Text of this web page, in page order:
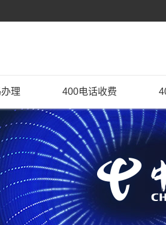
理 400电话收费